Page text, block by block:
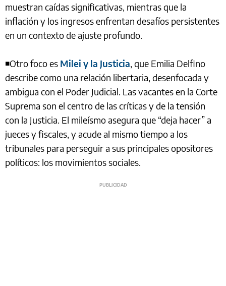
muestran caídas significativas, mientras que la
inflación y los ingresos enfrentan desafíos persistentes
en un contexto de ajuste profundo.
◾Otro foco es Milei y la Justicia, que Emilia Delfino
describe como una relación libertaria, desenfocada y
ambigua con el Poder Judicial. Las vacantes en la Corte
Suprema son el centro de las críticas y de la tensión
con la Justicia. El mileísmo asegura que “deja hacer” a
jueces y fiscales, y acude al mismo tiempo a los
tribunales para perseguir a sus principales opositores
políticos: los movimientos sociales.